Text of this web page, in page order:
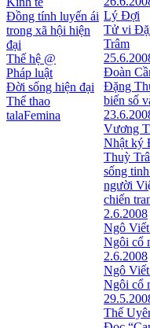
Đồng tính luyến ái
trong xã hội hiện
đại
Thế hệ @
Pháp luật
Đời sống hiện đại
Thể thao
talaFemina
Lý Đợi
Tử vi
Trâm
Đoàn
Đặng
biến số
Vương
Nhật ký
Thuỳ
sống
người
chiến
2.6.2008
Ngô
Ngôi cổ
2.6.2008
Ngô
Ngôi cổ
Thế